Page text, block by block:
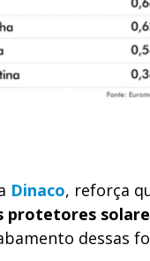
Dinaco, reforça
protetores
dessas